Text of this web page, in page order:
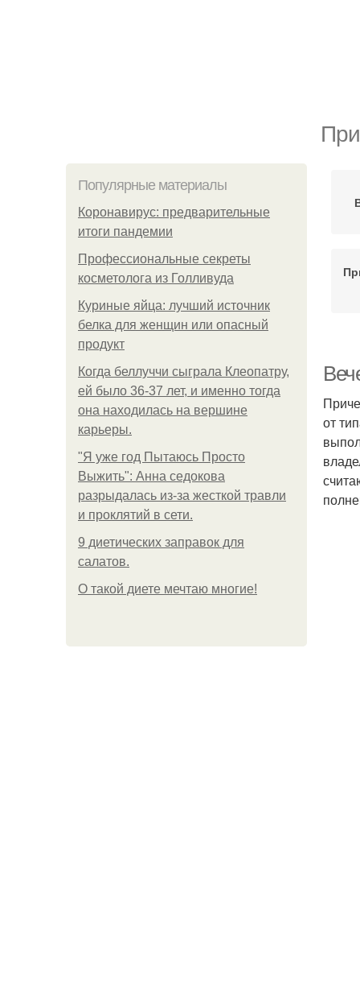
Популярные материалы
Коронавирус: предварительные
итоги пандемии
Профессиональные секреты
косметолога из Голливуда
Куриные яйца: лучший источник
белка для женщин или опасный
продукт
Когда беллуччи сыграла Клеопатру,
ей было 36-37 лет, и именно тогда
она находилась на вершине
карьеры.
"Я уже год Пытаюсь Просто
Выжить": Анна седокова
разрыдалась из-за жесткой травли
и проклятий в сети.
9 диетических заправок для
салатов.
О такой диете мечтаю многие!
от